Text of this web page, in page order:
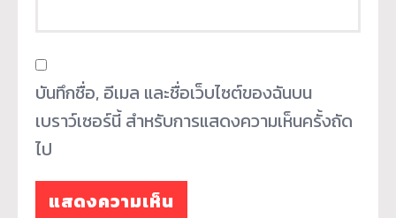
บันทึกชื่อ, อีเมล และชื่อเว็บไซต์ของฉันบน
เบราว์เซอร์นี้ สำหรับการแสดงความเห็นครั้งถัด
ไป